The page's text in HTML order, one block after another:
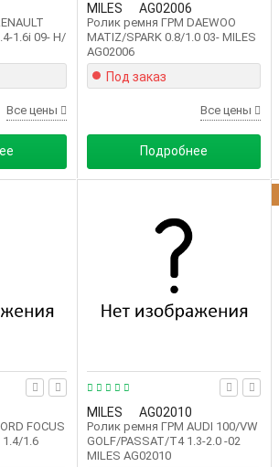
1.6i 09- Н/
Все цены
MILES AG02006
Ролик ремня ГРМ DAEWOO
MATIZ/SPARK 0.8/1.0 03- MILES
AG02006
Под заказ
Все цены
Подробнее
FOCUS
1.4/1.6
MILES AG02010
Ролик ремня ГРМ AUDI 100/VW
GOLF/PASSAT/T4 1.3-2.0 -02
MILES AG02010